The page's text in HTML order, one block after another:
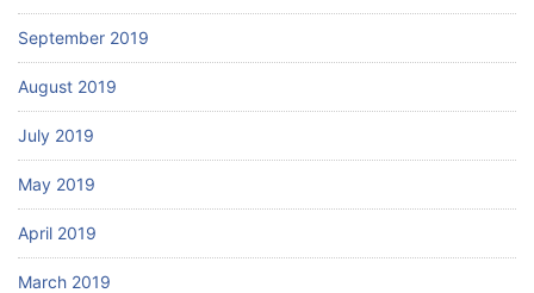
September 2019
August 2019
July 2019
May 2019
April 2019
March 2019